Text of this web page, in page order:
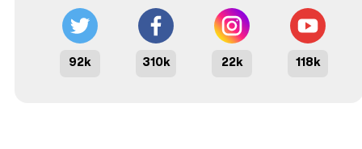
92k 310k 22k 118k